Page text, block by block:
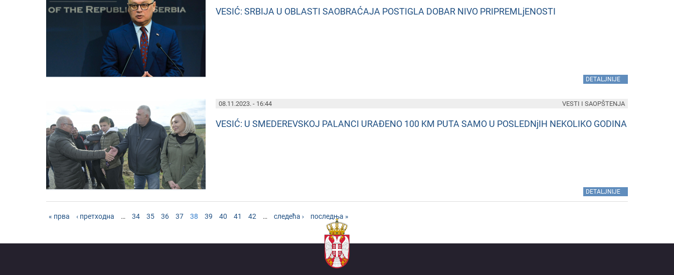
VESIĆ: SRBIJA U OBLASTI SAOBRAĆAJA POSTIGLA DOBAR NIVO PRIPREMLjENOSTI
DETALJNIJE
08.11.2023. - 16:44
VESIĆ: U SMEDEREVSKOJ PALANCI URAĐENO 100 KM PUTA SAMO U POSLEDNjIH NEKOLIKO GODINA
DETALJNIJE
VESTI I SAOPŠTENJA
« прва ‹ претходна … 34 35 36 37 38 39 40 41 42 … следећа › последња »